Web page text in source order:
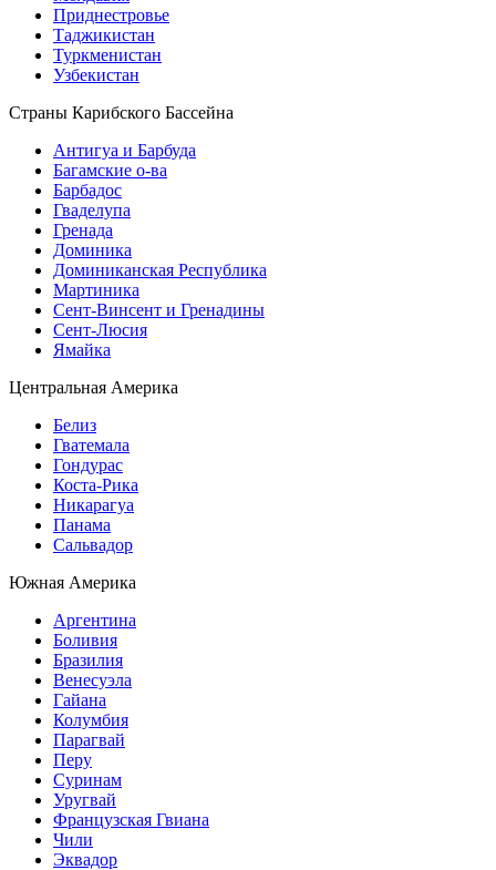
Приднестровье
Таджикистан
Туркменистан
Узбекистан
Страны Карибского Бассейна
Антигуа и Барбуда
Багамские о-ва
Барбадос
Гваделупа
Гренада
Доминика
Доминиканская Республика
Мартиника
Сент-Винсент и Гренадины
Сент-Люсия
Ямайка
Центральная Америка
Белиз
Гватемала
Гондурас
Коста-Рика
Никарагуа
Панама
Сальвадор
Южная Америка
Аргентина
Боливия
Бразилия
Венесуэла
Гайана
Колумбия
Парагвай
Перу
Суринам
Уругвай
Французская Гвиана
Чили
Эквадор